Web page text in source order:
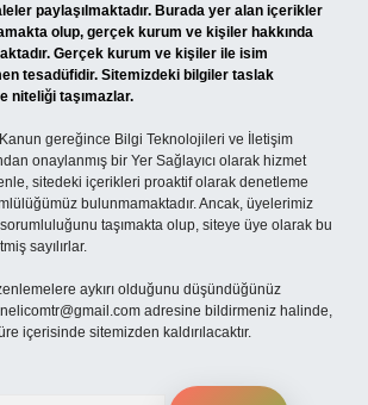
paylaşılmaktadır. Burada yer alan içerikler
olup, gerçek kurum ve kişiler hakkında
Gerçek kurum ve kişiler ile isim
tesadüfidir. Sitemizdeki bilgiler taslak
niteliği taşımazlar.
Kanun gereğince Bilgi Teknolojileri ve İletişim
onaylanmış bir Yer Sağlayıcı olarak hizmet
sitedeki içerikleri proaktif olarak denetleme
bulunmamaktadır. Ancak, üyelerimiz
taşımakta olup, siteye üye olarak bu
sayılırlar.
aykırı olduğunu düşündüğünüz
adresine bildirmeniz halinde,
içerisinde sitemizden kaldırılacaktır.